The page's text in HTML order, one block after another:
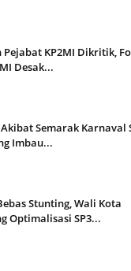
KP2MI Dikritik,
Desak...
Semarak Karnaval
Imbau...
Stunting, Wali Kota
Optimalisasi SP3...